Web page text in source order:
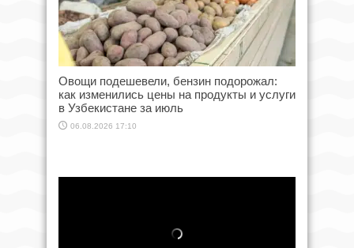
Овощи подешевели, бензин подорожал:
как изменились цены на продукты и услуги
в Узбекистане за июль
06.08.2026 17:10